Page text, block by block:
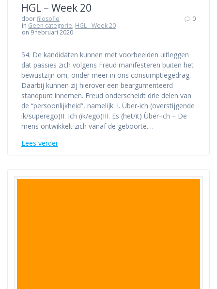
HGL – Week 20
doorfilosofie
in Geen categorie, HGL - Week 20
on 9 februari 2020
0
54. De kandidaten kunnen met voorbeelden uitleggen
dat passies zich volgens Freud manifesteren buiten het
bewustzijn om, onder meer in ons consumptiegedrag.
Daarbij kunnen zij hierover een beargumenteerd
standpunt innemen. Freud onderscheidt drie delen van
de “persoonlijkheid”, namelijk: I. Über-ich (overstijgende
ik/superego)II. Ich (ik/ego)III. Es (het/it) Über-ich – De
mens ontwikkelt zich vanaf de geboorte.…
Lees verder